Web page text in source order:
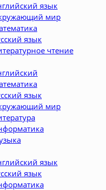
язык
мир
язык
чтение
язык
мир
язык
язык